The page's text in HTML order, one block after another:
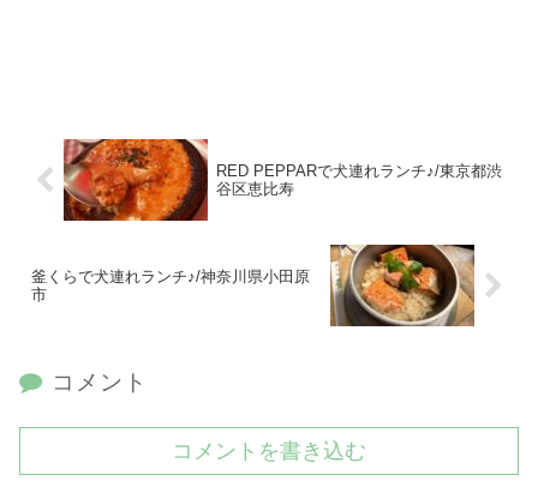
RED PEPPARで犬連れランチ♪/東京都渋
谷区恵比寿
釜くらで犬連れランチ♪/神奈川県小田原
市
コメント
コメントを書き込む